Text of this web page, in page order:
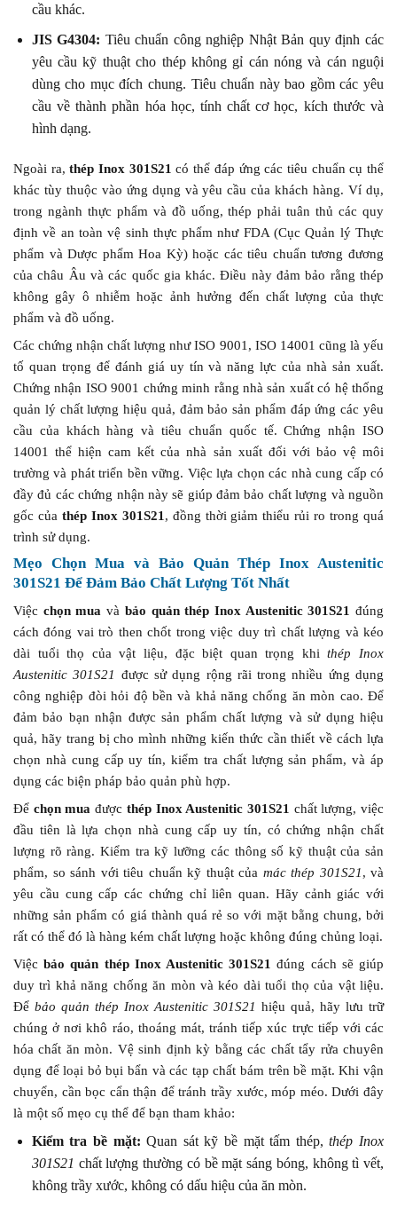
cầu khác.
JIS G4304: Tiêu chuẩn công nghiệp Nhật Bản quy định các
yêu cầu kỹ thuật cho thép không gỉ cán nóng và cán nguội
dùng cho mục đích chung. Tiêu chuẩn này bao gồm các yêu
cầu về thành phần hóa học, tính chất cơ học, kích thước và
hình dạng.
Ngoài ra,thép Inox 301S21 có thể đáp ứng các tiêu chuẩn cụ thể
khác tùy thuộc vào ứng dụng và yêu cầu của khách hàng. Ví dụ,
trong ngành thực phẩm và đồ uống, thép phải tuân thủ các quy
định về an toàn vệ sinh thực phẩm như FDA (Cục Quản lý Thực
phẩm và Dược phẩm Hoa Kỳ) hoặc các tiêu chuẩn tương đương
của châu Âu và các quốc gia khác. Điều này đảm bảo rằng thép
không gây ô nhiễm hoặc ảnh hưởng đến chất lượng của thực
phẩm và đồ uống.
Các chứng nhận chất lượng như ISO 9001, ISO 14001 cũng là yếu
tố quan trọng để đánh giá uy tín và năng lực của nhà sản xuất.
Chứng nhận ISO 9001 chứng minh rằng nhà sản xuất có hệ thống
quản lý chất lượng hiệu quả, đảm bảo sản phẩm đáp ứng các yêu
cầu của khách hàng và tiêu chuẩn quốc tế. Chứng nhận ISO
14001 thể hiện cam kết của nhà sản xuất đối với bảo vệ môi
trường và phát triển bền vững. Việc lựa chọn các nhà cung cấp có
đầy đủ các chứng nhận này sẽ giúp đảm bảo chất lượng và nguồn
gốc của thép Inox 301S21 , đồng thời giảm thiểu rủi ro trong quá
trình sử dụng.
Mẹo Chọn Mua và Bảo Quản Thép Inox Austenitic
301S21 Để Đảm Bảo Chất Lượng Tốt Nhất
Việc chọn mua và bảo quản thép Inox Austenitic 301S21 đúng
cách đóng vai trò then chốt trong việc duy trì chất lượng và kéo
dài tuổi thọ của vật liệu, đặc biệt quan trọng khithép Inox
Austenitic 301S21 được sử dụng rộng rãi trong nhiều ứng dụng
công nghiệp đòi hỏi độ bền và khả năng chống ăn mòn cao. Để
đảm bảo bạn nhận được sản phẩm chất lượng và sử dụng hiệu
quả, hãy trang bị cho mình những kiến thức cần thiết về cách lựa
chọn nhà cung cấp uy tín, kiểm tra chất lượng sản phẩm, và áp
dụng các biện pháp bảo quản phù hợp.
Để chọn mua được thép Inox Austenitic 301S21 chất lượng, việc
đầu tiên là lựa chọn nhà cung cấp uy tín, có chứng nhận chất
lượng rõ ràng. Kiểm tra kỹ lưỡng các thông số kỹ thuật của sản
phẩm, so sánh với tiêu chuẩn kỹ thuật của mác thép 301S21, và
yêu cầu cung cấp các chứng chỉ liên quan. Hãy cảnh giác với
những sản phẩm có giá thành quá rẻ so với mặt bằng chung, bởi
rất có thể đó là hàng kém chất lượng hoặc không đúng chủng loại.
Việcbảo quản thép Inox Austenitic 301S21 đúng cách sẽ giúp
duy trì khả năng chống ăn mòn và kéo dài tuổi thọ của vật liệu.
Để bảo quản thép Inox Austenitic 301S21 hiệu quả, hãy lưu trữ
chúng ở nơi khô ráo, thoáng mát, tránh tiếp xúc trực tiếp với các
hóa chất ăn mòn. Vệ sinh định kỳ bằng các chất tẩy rửa chuyên
dụng để loại bỏ bụi bẩn và các tạp chất bám trên bề mặt. Khi vận
chuyển, cần bọc cẩn thận để tránh trầy xước, móp méo. Dưới đây
là một số mẹo cụ thể để bạn tham khảo:
Kiểm tra bề mặt: Quan sát kỹ bề mặt tấm thép,thép Inox
301S21 chất lượng thường có bề mặt sáng bóng, không tì vết,
không trầy xước, không có dấu hiệu của ăn mòn.